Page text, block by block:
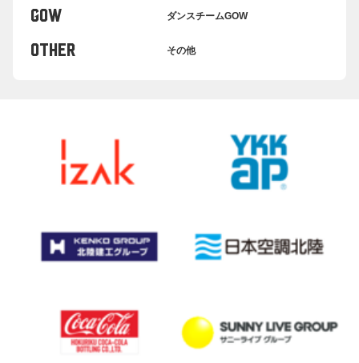
GOW ダンスチームGOW
OTHER その他